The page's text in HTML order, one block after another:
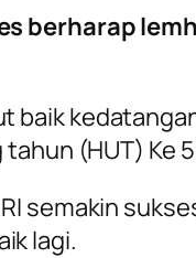
berharap
baik
(HUT) Ke
semakin
lagi.